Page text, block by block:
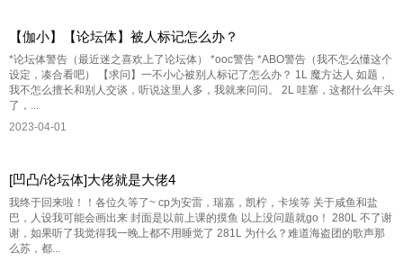
【伽小】【论坛体】被人标记怎么办？
*论坛体警告（最近迷之喜欢上了论坛体） *ooc警告 *ABO警告（我不怎么懂这个
设定，凑合看吧） 【求问】一不小心被别人标记了怎么办？ 1L 魔方达人 如题，
我不怎么擅长和别人交谈，听说这里人多，我就来问问。 2L 哇塞，这都什么年头
了，...
2023-04-01
[凹凸/论坛体]大佬就是大佬4
我终于回来啦！！各位久等了~ cp为安雷，瑞嘉，凯柠，卡埃等 关于咸鱼和盐
巴，人设我可能会画出来 封面是以前上课的摸鱼 以上没问题就go！ 280L 不了谢
谢，如果听了我觉得我一晚上都不用睡觉了 281L 为什么？难道海盗团的歌声那
么苏，都...